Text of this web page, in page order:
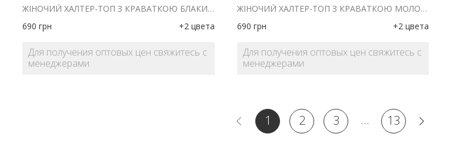
ЖІНОЧИЙ ХАЛТЕР-ТОП З КРАВАТКОЮ БЛАКИТНИЙ В СМУЖКУ
690 грн +2 цвета
Для получения оптовых цен свяжитесь с
менеджерами
ЖІНОЧИЙ ХАЛТЕР-ТОП З КРАВАТКОЮ МОЛОЧНИЙ В СМУЖКУ
690 грн +2 цвета
Для получения оптовых цен свяжитесь с
менеджерами
1 2 3 ... 13